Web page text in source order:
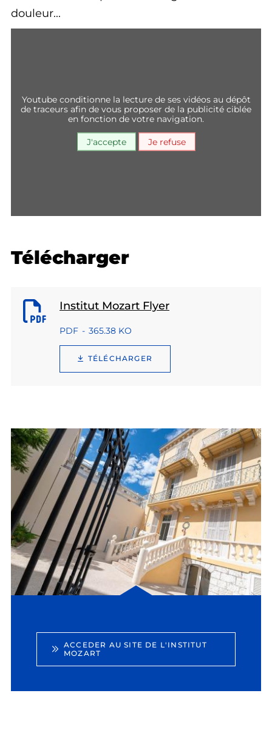
douleur...
youtube conditionne la lecture de ses vidéos au dépôt
de traceurs afin de vous proposer de la publicité ciblée
en fonction de votre navigation.
J'accepte Je refuse
Télécharger
Institut Mozart Flyer
PDF 365.38 KO
TÉLÉCHARGER
ACCEDER AU SITE DE L'INSTITUT
MOZART